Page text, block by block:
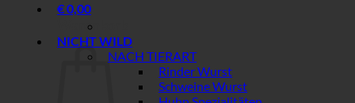
€0,00
Warenkorb
NICHT WILD
NACH TIERART
Rinder Wurst
Schweine Wurst